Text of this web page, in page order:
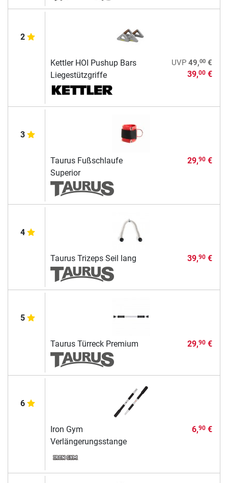
2
Kettler HOI Pushup Bars
Liegestützgriffe
UVP 49,00€
39,00€
3
Taurus Fußschlaufe
Superior
29,90€
4
Taurus Trizeps Seil lang 39,90€
5
Taurus Türreck Premium 29,90€
6
Iron Gym
Verlängerungsstange
6,90€